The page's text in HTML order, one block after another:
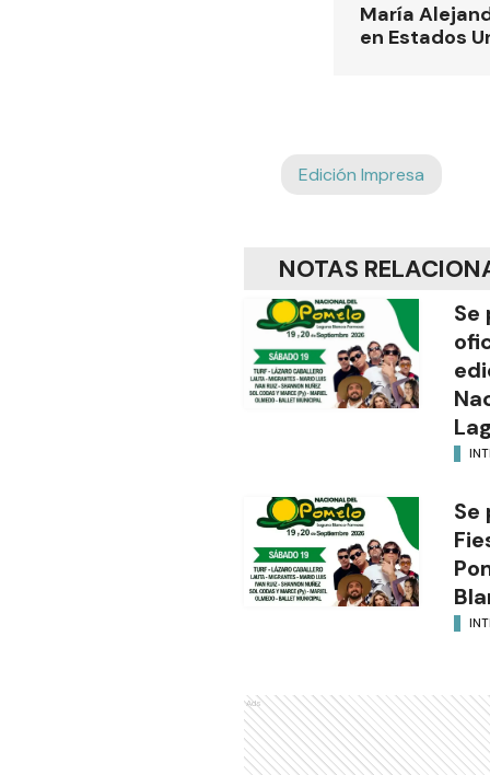
María
en Estados
Edición Impresa
NOTAS
Se
Se
Ads